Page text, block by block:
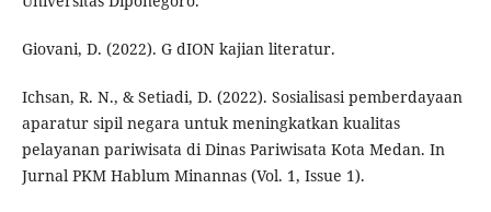
Giovani, D. (2022). G dION kajian literatur.
Ichsan, R. N., & Setiadi, D. (2022). Sosialisasi pemberdayaan
aparatur sipil negara untuk meningkatkan kualitas
pelayanan pariwisata di Dinas Pariwisata Kota Medan. In
Jurnal PKM Hablum Minannas (Vol. 1, Issue 1).